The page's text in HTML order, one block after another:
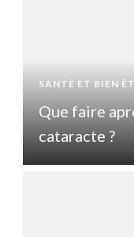
SANTÉ ET BIEN
Que faire
cataracte ?